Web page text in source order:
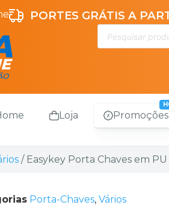
PORTES GRÁTIS A
Loja Promoções
/ Easykey Porta Chaves em PU
Porta-Chaves,Vários